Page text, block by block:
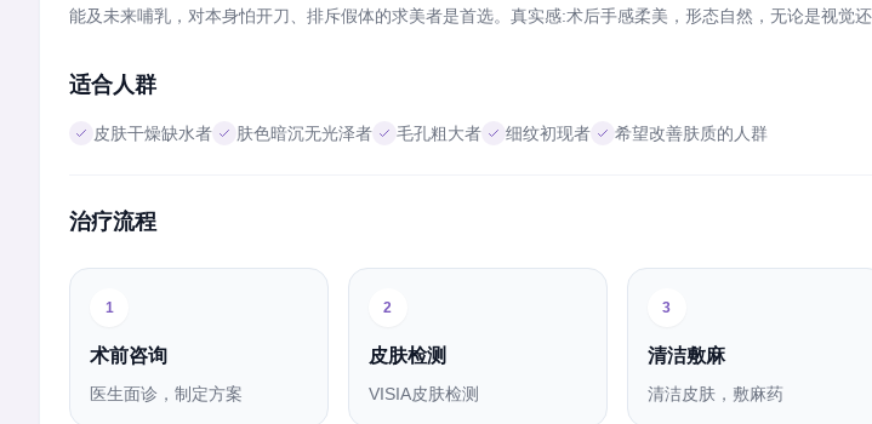
能及未来哺乳，对本身怕开刀、排斥假体的求美者是首选。真实感:术后手感柔美，形态自然，无论是视觉还
适合人群
皮肤干燥缺水者 肤色暗沉无光泽者 毛孔粗大者 细纹初现者 希望改善肤质的人群
治疗流程
1
术前咨询
医生面诊，制定方案
2
皮肤检测
VISIA皮肤检测
3
清洁敷麻
清洁皮肤，敷麻药